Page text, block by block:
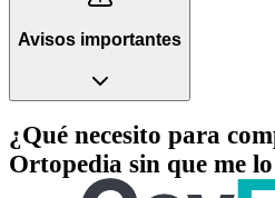
Avisos importantes
¿Qué necesito para
Ortopedia sin que me